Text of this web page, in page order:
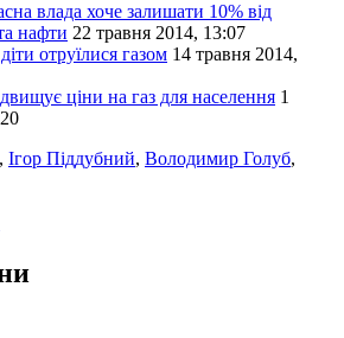
влада хоче залишати 10% від
нафти 22 травня 2014, 13:07
отруїлися газом 14 травня 2014,
ціни на газ для населення 1
, Ігор Піддубний, Володимир Голуб,